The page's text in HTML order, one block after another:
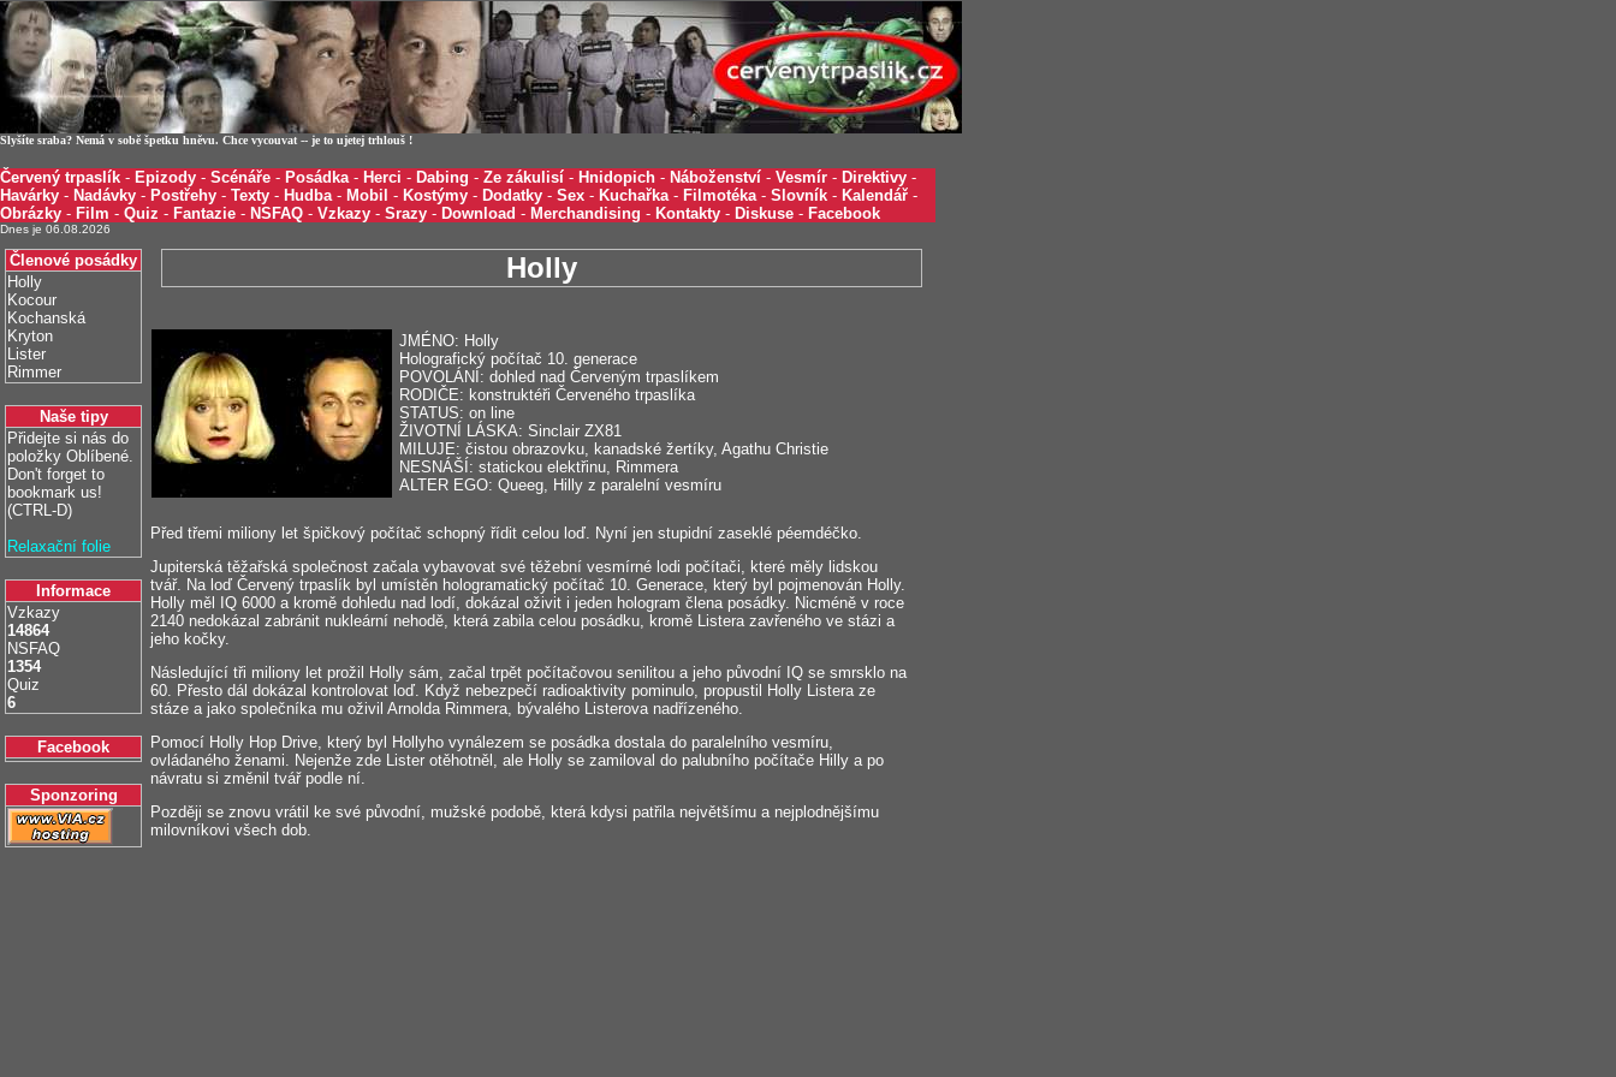
Slyšíte sraba? Nemá v sobě špetku hněvu. Chce vycouvat -- je to ujetej trhlouš !
Červený trpaslík - Epizody - Scénáře - Posádka- Herci - Dabing - Ze zákulisí - Hnidopich - Náboženství - Vesmír - Direktivy -
Havárky - Nadávky - Postřehy - Texty - Hudba- Mobil - Kostýmy - Dodatky - Sex - Kuchařka- Filmotéka- Slovník - Kalendář -
Obrázky - Film - Quiz - Fantazie - NSFAQ - Vzkazy - Srazy - Download - Merchandising - Kontakty - Diskuse - Facebook
Dnes je 06.08.2026
Členové posádky
Holly
Kocour
Kochanská
Kryton
Lister
Rimmer
Naše tipy
Přidejte si nás do
položky Oblíbené.
Don't forget to
bookmark us!
(CTRL-D)
Relaxační folie
Informace
Vzkazy
14864
NSFAQ
1354
Quiz
6
Facebook
Sponzoring
Holly
JMÉNO: Holly
Holografický počítač 10. generace
POVOLÁNÍ: dohled nad Červeným trpaslíkem
RODIČE: konstruktéři Červeného trpaslíka
STATUS: on line
ŽIVOTNÍ LÁSKA: Sinclair ZX81
MILUJE: čistou obrazovku, kanadské žertíky, Agathu Christie
NESNÁŠÍ: statickou elektřinu, Rimmera
ALTER EGO: Queeg, Hilly z paralelní vesmíru
Před třemi miliony let špičkový počítač schopný řídit celou loď. Nyní jen stupidní zaseklé péemdéčko.
Jupiterská těžařská společnost začala vybavovat své těžební vesmírné lodi počítači, které měly lidskou
tvář. Na loď Červený trpaslík byl umístěn hologramatický počítač 10. Generace, který byl pojmenován Holly.
Holly měl IQ 6000 a kromě dohledu nad lodí, dokázal oživit i jeden hologram člena posádky. Nicméně v roce
2140 nedokázal zabránit nukleární nehodě, která zabila celou posádku, kromě Listera zavřeného ve stázi a
jeho kočky.
Následující tři miliony let prožil Holly sám, začal trpět počítačovou senilitou a jeho původní IQ se smrsklo na
60. Přesto dál dokázal kontrolovat loď. Když nebezpečí radioaktivity pominulo, propustil Holly Listera ze
stáze a jako společníka mu oživil Arnolda Rimmera, bývalého Listerova nadřízeného.
Pomocí Holly Hop Drive, který byl Hollyho vynálezem se posádka dostala do paralelního vesmíru,
ovládaného ženami. Nejenže zde Lister otěhotněl, ale Holly se zamiloval do palubního počítače Hilly a po
návratu si změnil tvář podle ní.
Později se znovu vrátil ke své původní, mužské podobě, která kdysi patřila největšímu a nejplodnějšímu
milovníkovi všech dob.